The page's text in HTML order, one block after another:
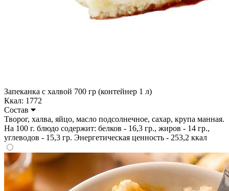
Запеканка с халвой 700 гр (контейнер 1 л)
Ккал: 1772
Состав
Творог, халва, яйцо, масло подсолнечное, сахар, крупа манная.
На 100 г. блюдо содержит: белков - 16,3 гр., жиров - 14 гр.,
углеводов - 15,3 гр. Энергетическая ценность - 253,2 ккал